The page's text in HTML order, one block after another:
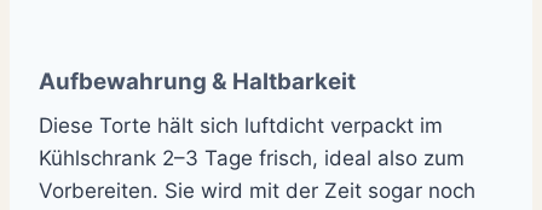
Aufbewahrung & Haltbarkeit
Diese Torte hält sich luftdicht verpackt im
Kühlschrank 2–3 Tage frisch, ideal also zum
Vorbereiten. Sie wird mit der Zeit sogar noch